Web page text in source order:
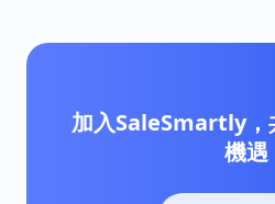
加入SaleSmartly，
機遇